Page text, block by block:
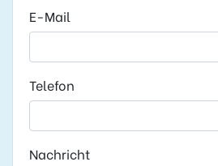
E-Mail
Telefon
Nachricht